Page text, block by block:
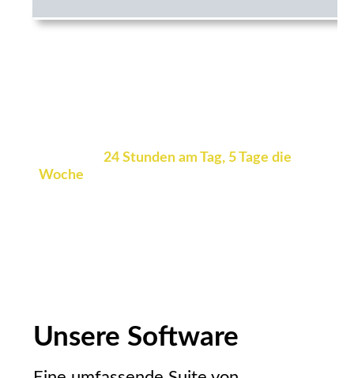
24Stunden am Tag, 5 Tage die
Woche
Unsere Software